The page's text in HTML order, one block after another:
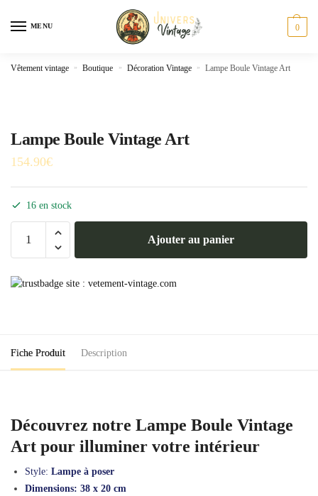
MENU 0
Vêtement vintage » Boutique » Décoration Vintage » Lampe Boule Vintage Art
Lampe Boule Vintage Art
154.90€
16 en stock
Boule
Ajouter au panier
Fiche Produit Description
Découvrez notre Lampe Boule Vintage
Art pour illuminer votre intérieur
Style: Lampe à poser
Dimensions: 38 x 20 cm